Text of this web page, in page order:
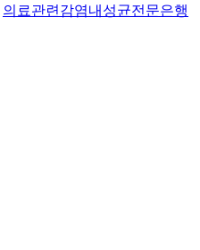
의료관련감염내성균전문은행